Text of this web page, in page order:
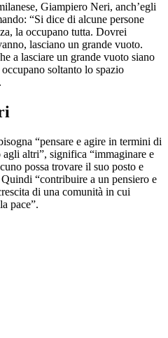
Giampiero Neri, anch’egli
“Si dice di alcune persone
la occupano tutta. Dovrei
lasciano un grande vuoto.
a lasciare un grande vuoto siano
soltanto lo spazio
“pensare e agire in termini di
altri”, significa “immaginare e
possa trovare il suo posto e
“contribuire a un pensiero e
di una comunità in cui
pace”.